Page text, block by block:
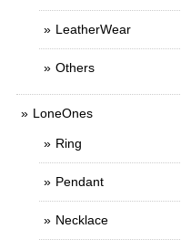
LeatherWear
Others
LoneOnes
Ring
Pendant
Necklace